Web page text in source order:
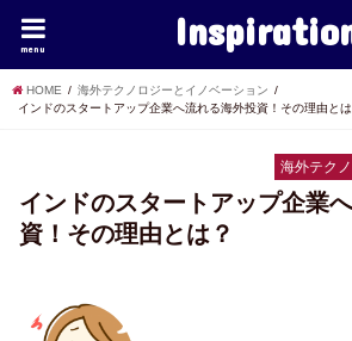
menu
HOME
海外テクノロジーとイノベーション
インドのスタートアップ企業へ流れる海外投資！その理由とは
海外テク
インドのスタートアップ企業
資！その理由とは？